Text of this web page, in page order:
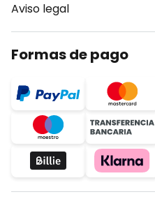
Aviso legal
Formas de pago